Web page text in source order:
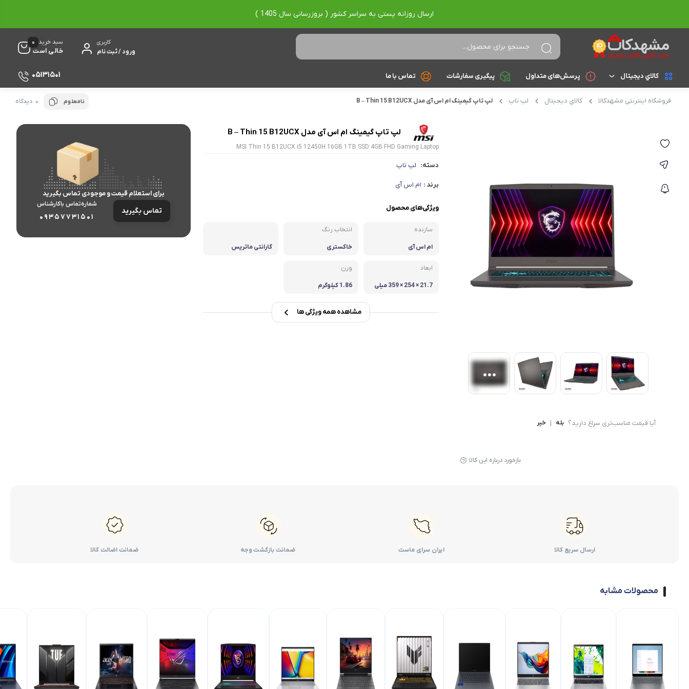
ارسال روزانه پستی به سراسر کشور ( بروزرسانی سال 1405 )
کاربری
ورود / ثبت نام
سبد خرید
خالی است
0
کالاي ديجيتال
لپ تاپ براساس cpu
Core i5
Core i7
Core i9
Ryzen 3
Ryzen 5
براساس برند
msi
کامپیوتر های همه کاره
کنسول بازی
پرسش‌های متداول پیگیری سفارشات تماس با ما 05131501
فروشگاه اینترنتی مشهدکالا کالاي ديجيتال لپ تاپ لپ تاپ گیمینگ ام اس آی مدل B – Thin 15 B12UCX نامعلوم 0 دیدگاه
آیا قیمت مناسب‌تری سراغ دارید؟ بله | خیر
بازخورد درباره این کالا
لپ تاپ گیمینگ ام اس آی مدل B – Thin 15 B12UCX
MSI Thin 15 B12UCX i5 12450H 16GB 1TB SSD 4GB FHD Gaming Laptop
دسته: لپ تاپ
برند : ام اس آی
ویژگی‌های محصول
سازنده
ام اس آی
انتخاب رنگ
خاکستری گارانتی ماتریس
ابعاد
21.7 × 254 × 359 میلی
وزن
1.86 کیلوگرم
مشاهده همه ویژگی ها
برای استعلام قیمت و موجودی تماس بگیرید
تماس بگیرید
شماره‌تماس‌ با‌کارشناس
09357731501
ارسال سریع کالا ایران سرای ماست ضمانت بازگشت وجه ضمانت اضالت کالا
محصولات مشابه